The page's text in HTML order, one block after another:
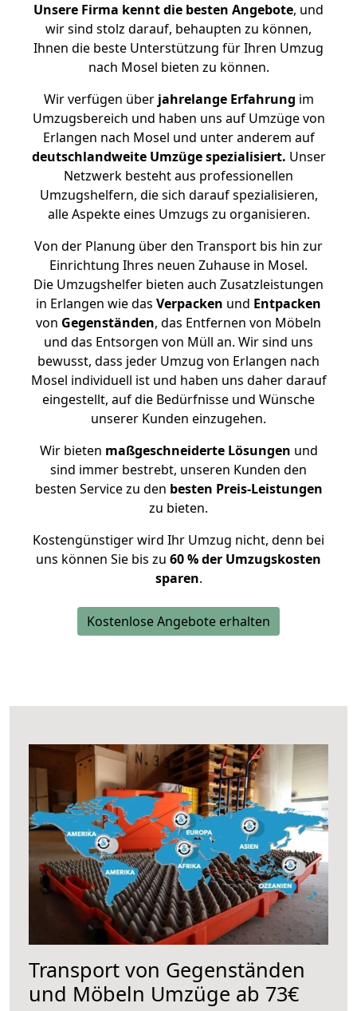
Unsere Firma kennt die besten Angebote, und
wir sind stolz darauf, behaupten zu können,
Ihnen die beste Unterstützung für Ihren Umzug
nach Mosel bieten zu können.
Wir verfügen überjahrelange Erfahrung im
Umzugsbereich und haben uns auf Umzüge von
Erlangen nach Mosel und unter anderem auf
deutschlandweite Umzüge spezialisiert. Unser
Netzwerk besteht aus professionellen
Umzugshelfern, die sich darauf spezialisieren,
alle Aspekte eines Umzugs zu organisieren.
Von der Planung über den Transport bis hin zur
Einrichtung Ihres neuen Zuhause in Mosel.
Die Umzugshelfer bieten auch Zusatzleistungen
in Erlangen wie das Verpacken und Entpacken
von Gegenständen, das Entfernen von Möbeln
und das Entsorgen von Müll an. Wir sind uns
bewusst, dass jeder Umzug von Erlangen nach
Mosel individuell ist und haben uns daher darauf
eingestellt, auf die Bedürfnisse und Wünsche
unserer Kunden einzugehen.
Wir bieten maßgeschneiderte Lösungen und
sind immer bestrebt, unseren Kunden den
besten Service zu den besten Preis-Leistungen
zu bieten.
Kostengünstiger wird Ihr Umzug nicht, denn bei
uns können Sie bis zu 60 % der Umzugskosten
sparen.
Kostenlose Angebote erhalten
Transport von Gegenständen
und Möbeln Umzüge ab 73€